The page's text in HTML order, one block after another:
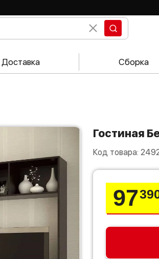
Доставка Сборка
Гостиная
Код товара:
97